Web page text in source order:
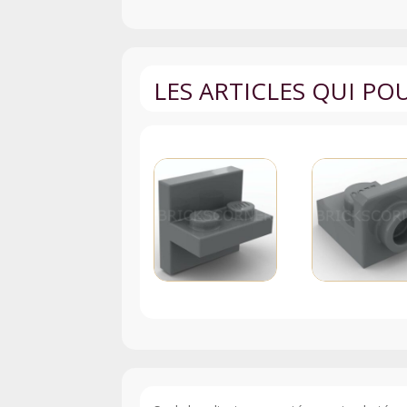
LES ARTICLES QUI